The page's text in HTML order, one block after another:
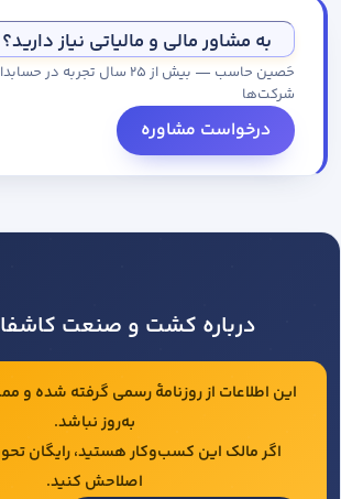
به مشاور مالی و مالیاتی نیاز دارید؟
حَصین حاسب — بیش از ۲۵ سال تجربه
شرکت‌ها
درخواست مشاوره
درباره کشت و صنعت
این اطلاعات از روزنامهٔ رسمی گرفته شده و
به‌روز نباشد.
اگر مالک این کسب‌وکار هستید، رایگان
اصلاحش کنید.